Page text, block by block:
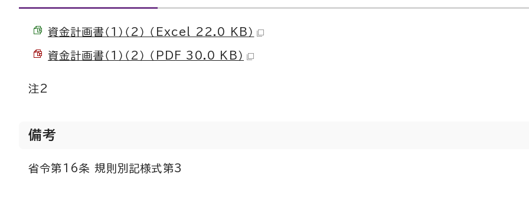
資金計画書（1）（2） （Excel 22.0 KB）
資金計画書（1）（2） （PDF 30.0 KB）
注2
備考
省令第16条 規則別記様式第3